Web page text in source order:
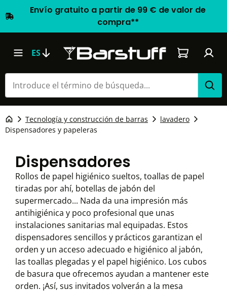
Envío gratuito a partir de 99 € de valor de
compra**
ES El carrito
Tecnología y construcción de barras
lavadero
Dispensadores y papeleras
Dispensadores
Rollos de papel higiénico sueltos, toallas de papel
tiradas por ahí, botellas de jabón del
supermercado... Nada da una impresión más
antihigiénica y poco profesional que unas
instalaciones sanitarias mal equipadas. Estos
dispensadores sencillos y prácticos garantizan el
orden y un acceso adecuado e higiénico al jabón,
las toallas plegadas y el papel higiénico. Los cubos
de basura que ofrecemos ayudan a mantener este
orden. ¡Así, sus invitados volverán a la mesa